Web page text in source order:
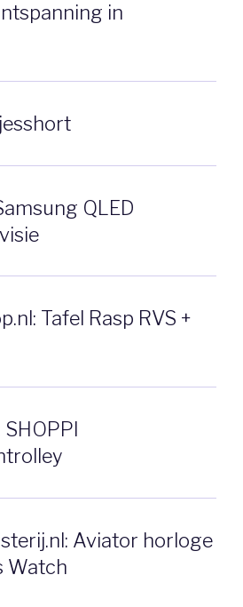
in
QLED
Tafel Rasp RVS +
Aviator horloge
Watch